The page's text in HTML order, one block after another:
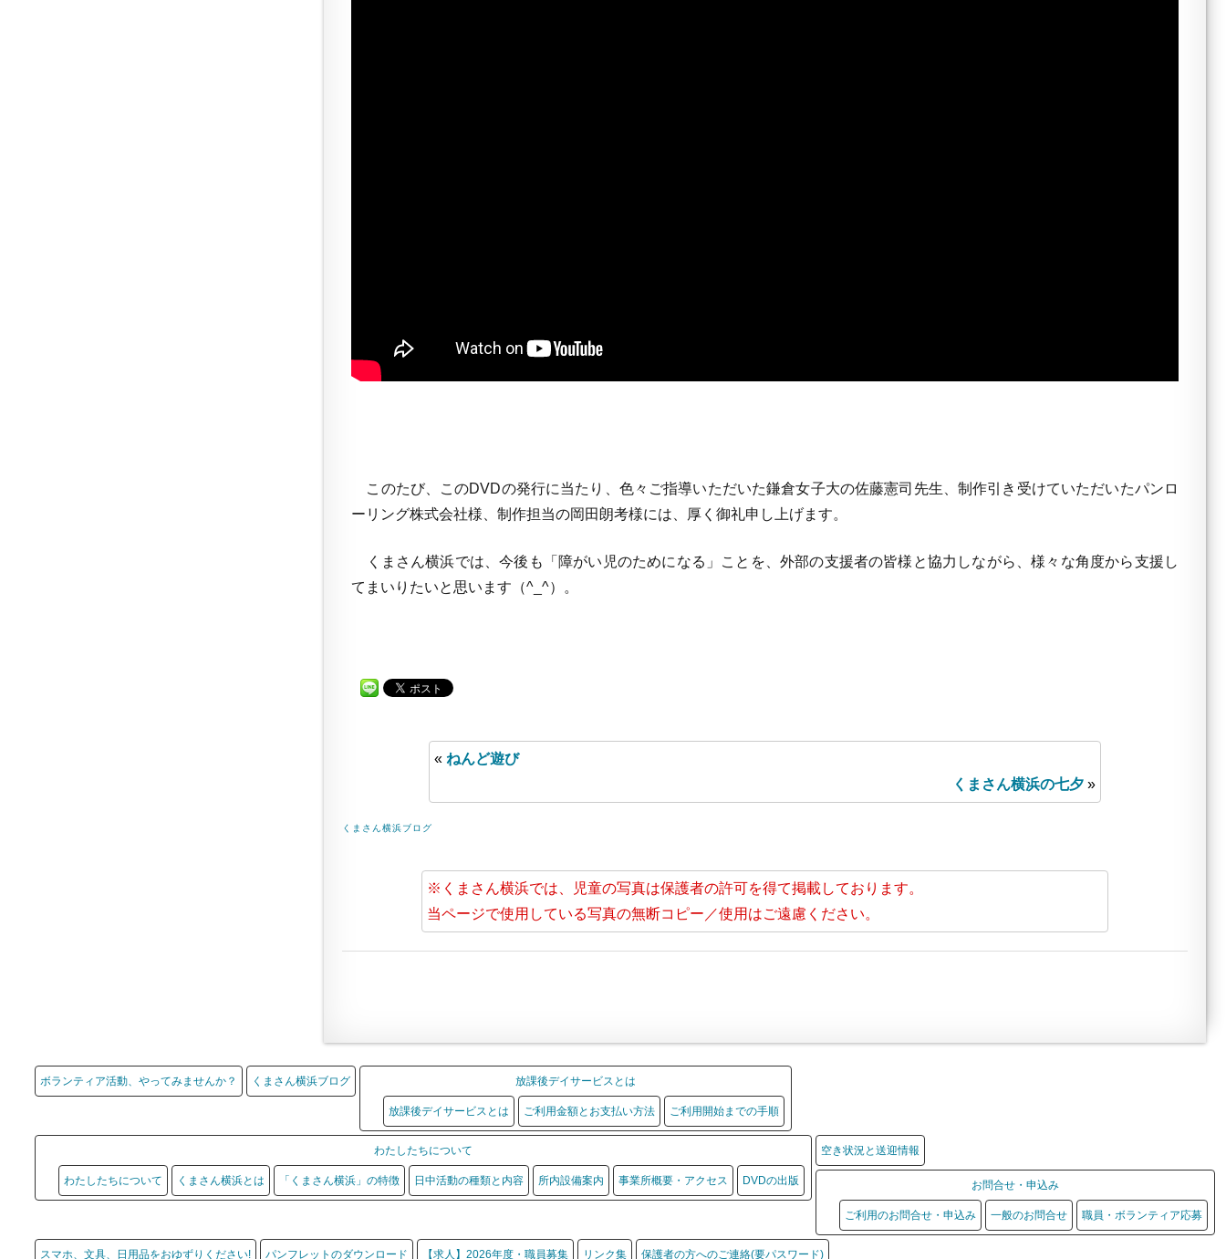
このたび、このDVDの発行に当たり、色々ご指導いただいた鎌倉女子大の佐藤憲司先生、制作引き受けていただいたパンロ
ーリング株式会社様、制作担当の岡田朗考様には、厚く御礼申し上げます。
くまさん横浜では、今後も「障がい児のためになる」ことを、外部の支援者の皆様と協力しながら、様々な角度から支援し
てまいりたいと思います（^_^）。
« ねんど遊び
くまさん横浜の七夕 »
くまさん横浜ブログ
※くまさん横浜では、児童の写真は保護者の許可を得て掲載しております。
当ページで使用している写真の無断コピー／使用はご遠慮ください。
ボランティア活動、やってみませんか？ くまさん横浜ブログ 放課後デイサービスとは
放課後デイサービスとは ご利用金額とお支払い方法 ご利用開始までの手順
わたしたちについて
わたしたちについて くまさん横浜とは 「くまさん横浜」の特徴 日中活動の種類と内容 所内設備案内 事業所概要・アクセス DVDの出版
空き状況と送迎情報
お問合せ・申込み
ご利用のお問合せ・申込み 一般のお問合せ 職員・ボランティア応募
スマホ、文具、日用品をおゆずりください! パンフレットのダウンロード 【求人】2026年度・職員募集 リンク集 保護者の方へのご連絡(要パスワード)